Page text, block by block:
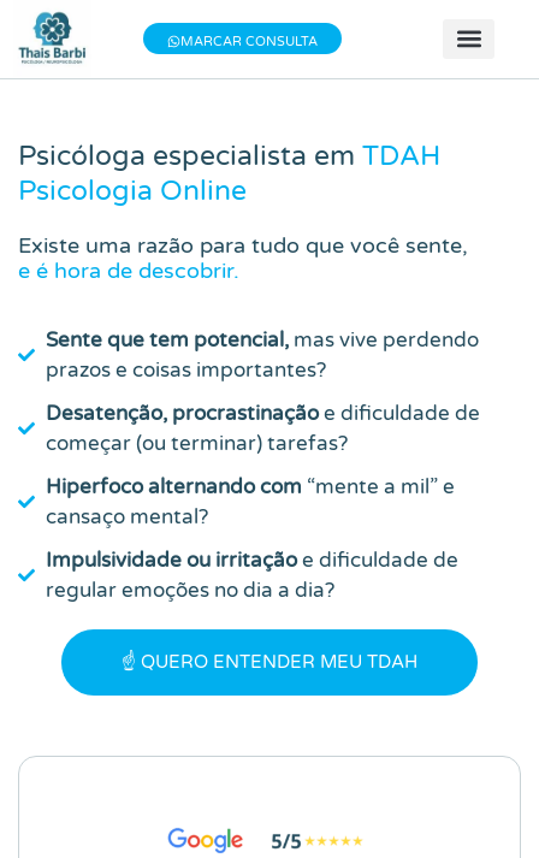
MARCAR CONSULTA
Psicóloga especialista em TDAH
Psicologia Online
Existe uma razão para tudo que você sente,
e é hora de descobrir.
Sente que tem potencial,mas vive perdendo
prazos e coisas importantes?
Desatenção, procrastinaçãoe dificuldade de
começar (ou terminar) tarefas?
Hiperfoco alternando com “mente a mil” e
cansaço mental?
Impulsividade ou irritaçãoe dificuldade de
regular emoções no dia a dia?
☝️ QUERO ENTENDER MEU TDAH